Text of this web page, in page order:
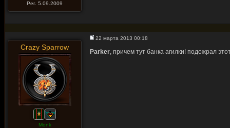
Рег. 5.09.2009
Crazy Sparrow
Monk
22 марта 2013 00:18
Parker, причем тут банка агилки! подожрал